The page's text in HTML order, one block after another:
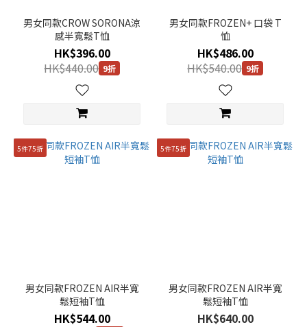
男女同款CROW SORONA涼
感半寬鬆T恤
HK$396.00
HK$440.00 9折
男女同款FROZEN+ 口袋 T
恤
HK$486.00
HK$540.00 9折
5件75折
男女同款FROZEN AIR半寬
鬆短袖T恤
HK$544.00
5件75折
男女同款FROZEN AIR半寬
鬆短袖T恤
HK$640.00